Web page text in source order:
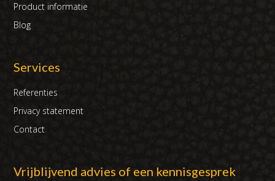
Product informatie
Blog
Services
Referenties
Privacy statement
Contact
Vrijblijvend advies of een kennisgesprek